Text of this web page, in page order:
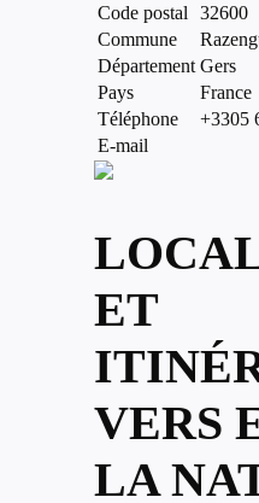
Code postal
32600
Commune
Département Gers
Pays
France
Téléphone
+3305
E-mail
ET
VERS
LA